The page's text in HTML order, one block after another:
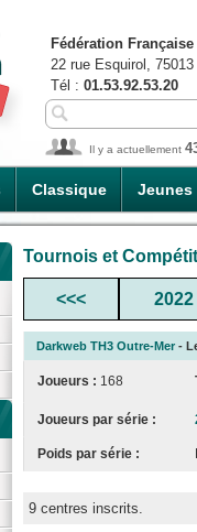
Classique Jeunes
Fédération
22 rue Esquirol,
Tél : 01.53.92.53.20
Il y a actuellement
Tournois et
<<< 2022
Darkweb TH3 Outre-Mer -
Joueurs : 168
Joueurs par série :
Poids par série :
9 centres inscrits.